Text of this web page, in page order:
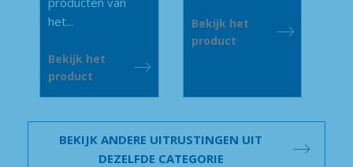
het...
Bekijk het
product
Bekijk het
product
BEKIJK ANDERE UITRUSTINGEN UIT
DEZELFDE CATEGORIE